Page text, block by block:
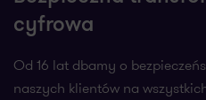
cyfrowa
Od 16 lat dbamy o
naszych klientów na